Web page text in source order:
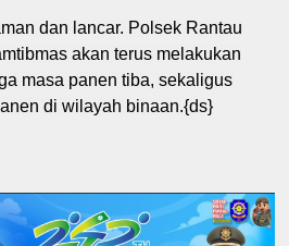
dan lancar. Polsek Rantau
akan terus melakukan
masa panen tiba, sekaligus
di wilayah binaan.{ds}